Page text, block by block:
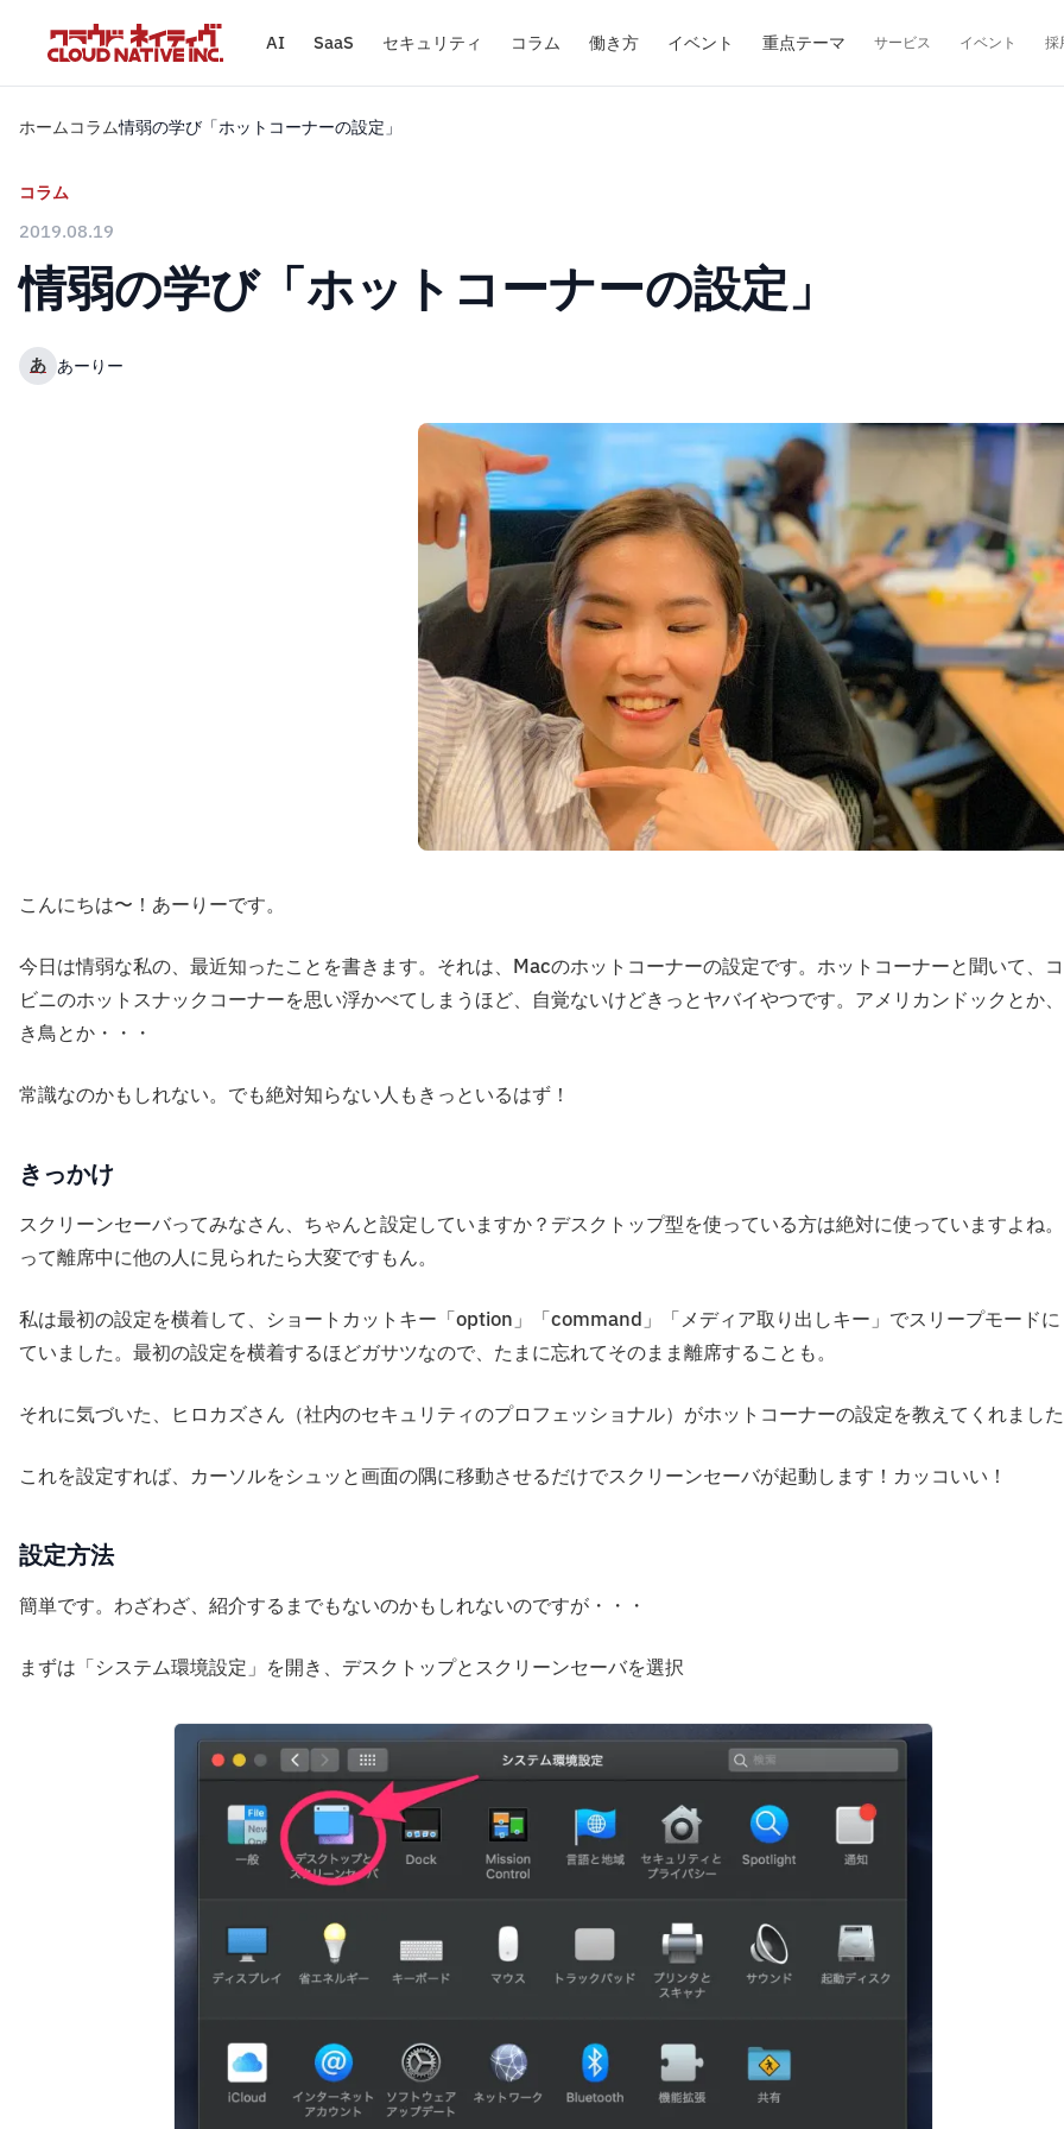
AI SaaS セキュリティ コラム 働き方 イベント 重点テーマ サービス イベント 採
ホームコラム情弱の学び「ホットコーナーの設定」
コラム
2019.08.19
情弱の学び「ホットコーナーの設定」
あ あーりー
こんにちは〜！あーりーです。
今日は情弱な私の、最近知ったことを書きます。それは、Macのホットコーナーの設定です。ホットコーナーと聞いて、
ビニのホットスナックコーナーを思い浮かべてしまうほど、自覚ないけどきっとヤバイやつです。アメリカンドックとか
き鳥とか・・・
常識なのかもしれない。でも絶対知らない人もきっといるはず！
きっかけ
スクリーンセーバってみなさん、ちゃんと設定していますか？デスクトップ型を使っている方は絶対に使っていますよね
って離席中に他の人に見られたら大変ですもん。
私は最初の設定を横着して、ショートカットキー「option」「command」「メディア取り出しキー」でスリープモード
ていました。最初の設定を横着するほどガサツなので、たまに忘れてそのまま離席することも。
それに気づいた、ヒロカズさん（社内のセキュリティのプロフェッショナル）がホットコーナーの設定を教えてくれまし
これを設定すれば、カーソルをシュッと画面の隅に移動させるだけでスクリーンセーバが起動します！カッコいい！
設定方法
簡単です。わざわざ、紹介するまでもないのかもしれないのですが・・・
まずは「システム環境設定」を開き、デスクトップとスクリーンセーバを選択